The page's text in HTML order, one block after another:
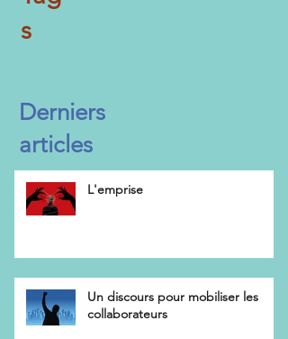
Derniers
articles
s
L'emprise
Un discours pour mobiliser les
collaborateurs